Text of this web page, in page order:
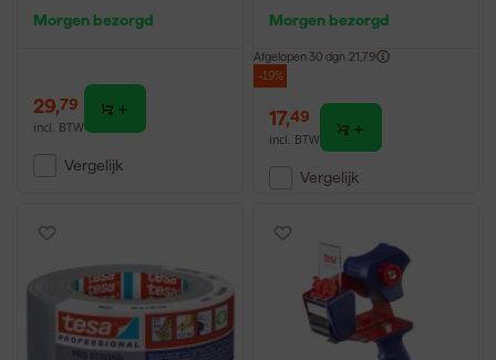
Morgen bezorgd
29,79
incl. BTW
Vergelijk
Morgen bezorgd
Afgelopen 30 dgn 21,79
-19%
17,49
incl. BTW
Vergelijk